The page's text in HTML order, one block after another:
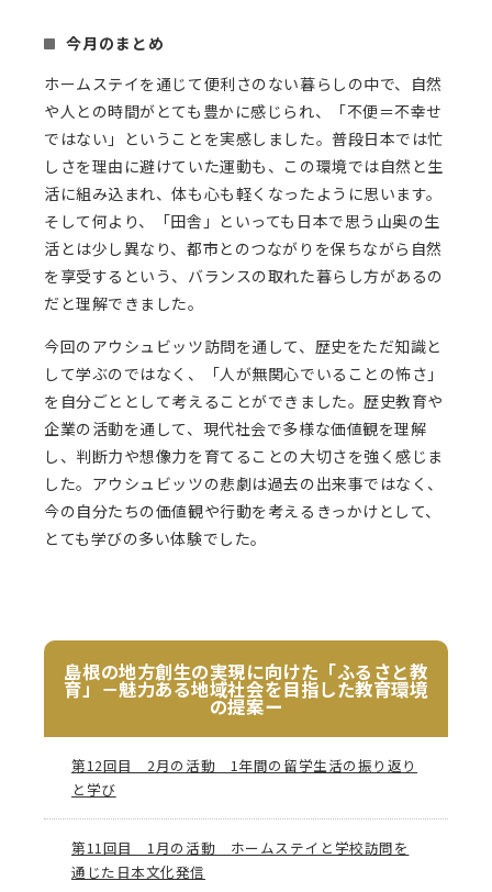
今月のまとめ
ホームステイを通じて便利さのない暮らしの中で、自然
や人との時間がとても豊かに感じられ、「不便＝不幸せ
ではない」ということを実感しました。普段日本では忙
しさを理由に避けていた運動も、この環境では自然と生
活に組み込まれ、体も心も軽くなったように思います。
そして何より、「田舎」といっても日本で思う山奥の生
活とは少し異なり、都市とのつながりを保ちながら自然
を享受するという、バランスの取れた暮らし方があるの
だと理解できました。
今回のアウシュビッツ訪問を通して、歴史をただ知識と
して学ぶのではなく、「人が無関心でいることの怖さ」
を自分ごととして考えることができました。歴史教育や
企業の活動を通して、現代社会で多様な価値観を理解
し、判断力や想像力を育てることの大切さを強く感じま
した。アウシュビッツの悲劇は過去の出来事ではなく、
今の自分たちの価値観や行動を考えるきっかけとして、
とても学びの多い体験でした。
島根の地方創生の実現に向けた「ふるさと教
育」－魅力ある地域社会を目指した教育環境
の提案ー
第12回目 2月の活動 1年間の留学生活の振り返り
と学び
第11回目 1月の活動 ホームステイと学校訪問を
通じた日本文化発信